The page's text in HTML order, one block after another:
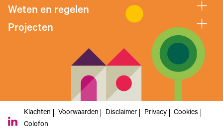
Weten en regelen
Projecten
Klachten Voorwaarden Disclaimer Privacy
Cookies
Colofon